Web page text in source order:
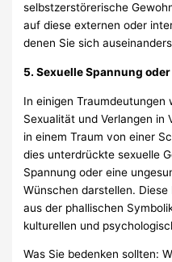
selbstzerstörerische
auf diese externen oder
denen Sie sich
5. Sexuelle Spannung
In einigen Traumdeutungen
Sexualität und Verlangen in
in einem Traum von einer
dies unterdrückte sexuelle
Spannung oder eine
Wünschen darstellen.
aus der phallischen
kulturellen und
Was Sie bedenken sollten: